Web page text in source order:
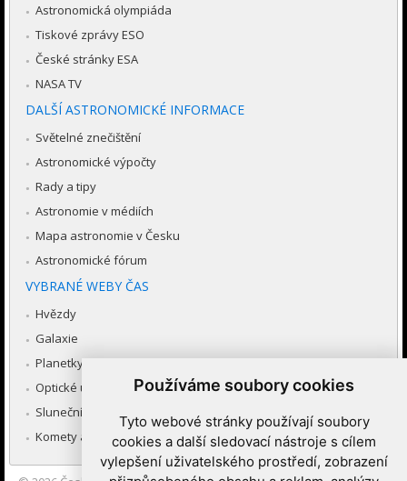
Používáme soubory cookies
Tyto webové stránky používají soubory
cookies a další sledovací nástroje s cílem
vylepšení uživatelského prostředí, zobrazení
Astronomická olympiáda
Tiskové zprávy ESO
České stránky ESA
NASA TV
DALŠÍ ASTRONOMICKÉ INFORMACE
Světelné znečištění
Astronomické výpočty
Rady a tipy
Astronomie v médiích
Mapa astronomie v Česku
Astronomické fórum
VYBRANÉ WEBY ČAS
Hvězdy
Galaxie
Planetky
Optické úkazy v atmosféře
Sluneční soustava
Komety a meteory